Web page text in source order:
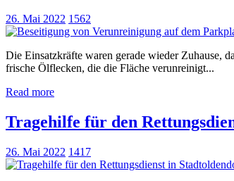
26. Mai 2022 1562
Die Einsatzkräfte waren gerade wieder Zuhause,
frische Ölflecken, die die Fläche verunreinigt...
Read more
Tragehilfe für den
26. Mai 2022 1417